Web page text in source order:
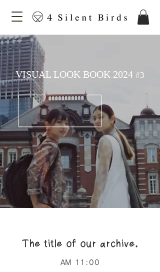
​VISUAL LOOK BOOK 2024 #3
The title of our archive.
AM 11:00